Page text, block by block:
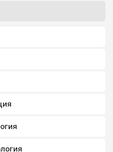
исследования, А.
что